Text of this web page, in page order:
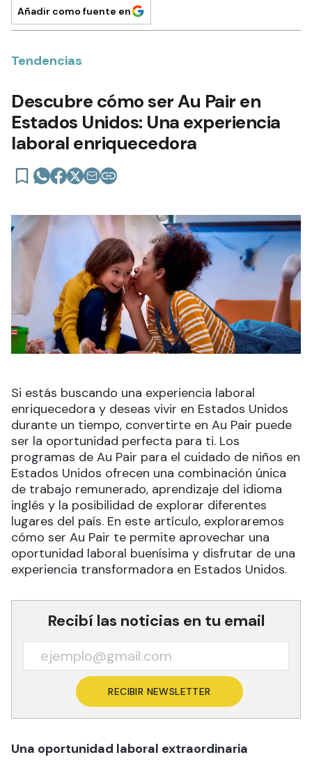
Añadir como fuente en
Tendencias
Descubre cómo ser Au Pair en
Estados Unidos: Una experiencia
laboral enriquecedora
Si estás buscando una experiencia laboral
enriquecedora y deseas vivir en Estados Unidos
durante un tiempo, convertirte en Au Pair puede
ser la oportunidad perfecta para ti. Los
programas de Au Pair para el cuidado de niños en
Estados Unidos ofrecen una combinación única
de trabajo remunerado, aprendizaje del idioma
inglés y la posibilidad de explorar diferentes
lugares del país. En este artículo, exploraremos
cómo ser Au Pair te permite aprovechar una
oportunidad laboral buenísima y disfrutar de una
experiencia transformadora en Estados Unidos.
Recibí las noticias en tu email
RECIBIR NEWSLETTER
Una oportunidad laboral extraordinaria